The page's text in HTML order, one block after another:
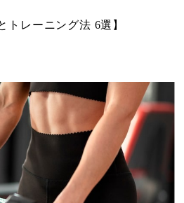
トレーニング法 6選】